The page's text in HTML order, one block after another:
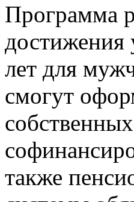
Программа
достижения
лет для
смогут
также